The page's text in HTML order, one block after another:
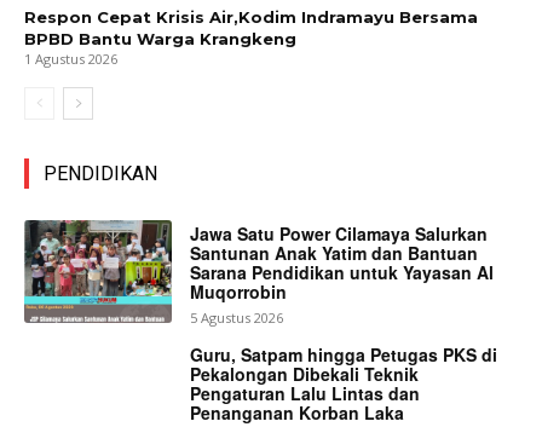
Respon Cepat Krisis Air,Kodim Indramayu Bersama
BPBD Bantu Warga Krangkeng
1 Agustus 2026
PENDIDIKAN
Jawa Satu Power Cilamaya Salurkan
Santunan Anak Yatim dan Bantuan
Sarana Pendidikan untuk Yayasan Al
Muqorrobin
5 Agustus 2026
Guru, Satpam hingga Petugas PKS di
Pekalongan Dibekali Teknik
Pengaturan Lalu Lintas dan
Penanganan Korban Laka